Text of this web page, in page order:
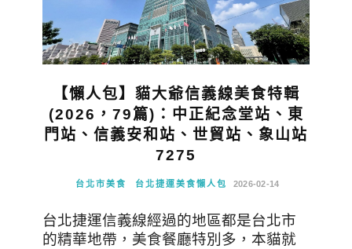
【懶人包】貓大爺信義線美食特輯
(2026，79篇)：中正紀念堂站、東
門站、信義安和站、世貿站、象山站
7275
台北市美食 台北捷運美食懶人包 2026-02-14
台北捷運信義線經過的地區都是台北市
的精華地帶，美食餐廳特別多，本貓就